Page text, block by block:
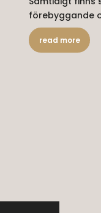
förebyggande
read more